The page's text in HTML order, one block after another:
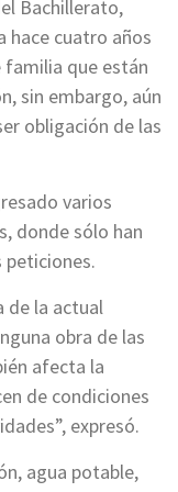
Bachillerato,
hace cuatro años
familia que están
sin embargo, aún
obligación de las
varios
donde sólo han
peticiones.
de la actual
obra de las
afecta la
de condiciones
expresó.
agua potable,